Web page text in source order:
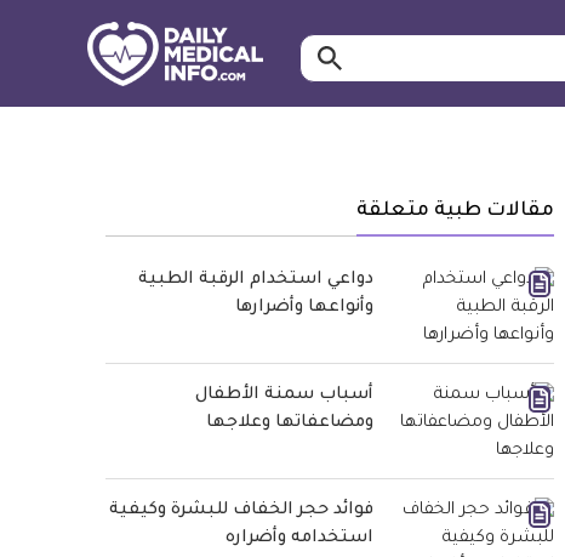
ابحث…
مقالات طبية متعلقة
دواعي استخدام الرقبة الطبية
وأنواعها وأضرارها
أسباب سمنة الأطفال
ومضاعفاتها وعلاجها
فوائد حجر الخفاف للبشرة وكيفية
استخدامه وأضراره